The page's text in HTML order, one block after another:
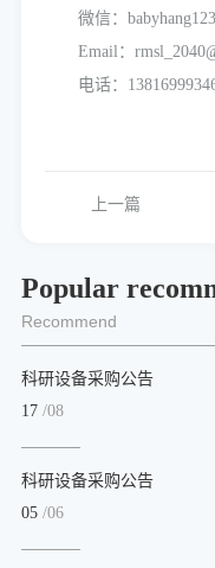
微信：babyhang123
Email：
电话：
上一篇
Popular
Recommend
科研设备采购公告
17 /08
科研设备采购公告
05 /06